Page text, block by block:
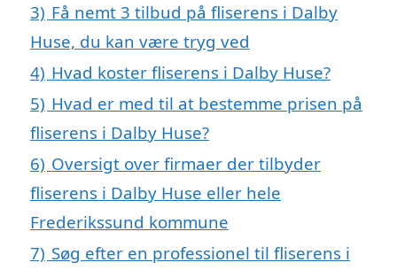
3) Få nemt 3 tilbud på fliserens i Dalby
Huse, du kan være tryg ved
4) Hvad koster fliserens i Dalby Huse?
5) Hvad er med til at bestemme prisen på
fliserens i Dalby Huse?
6) Oversigt over firmaer der tilbyder
fliserens i Dalby Huse eller hele
Frederikssund kommune
7) Søg efter en professionel til fliserens i